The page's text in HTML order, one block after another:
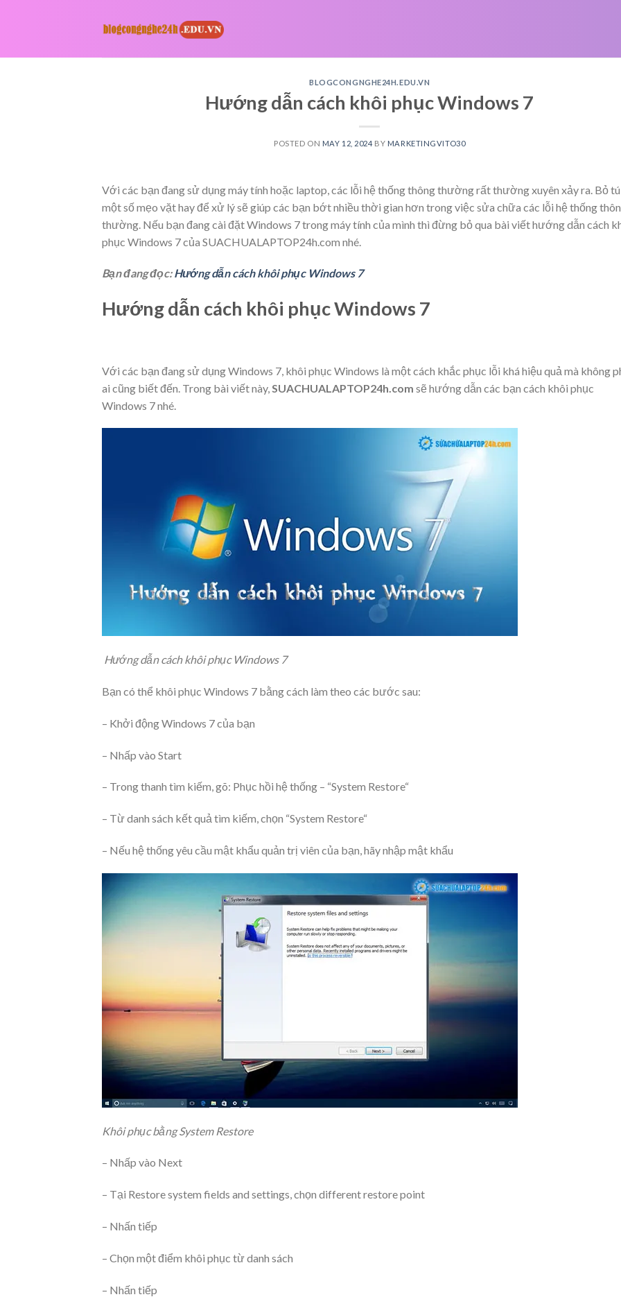
BLOGCONGNGHE24H.EDU.VN
Hướng dẫn cách khôi phục Windows 7
POSTED ON MAY 12, 2024 BY MARKETINGVITO30
Với các bạn đang sử dụng máy tính hoặc laptop, các lỗi hệ thống thông thường rất thường xuyên xảy ra. Bỏ
một số mẹo vặt hay để xử lý sẽ giúp các bạn bớt nhiều thời gian hơn trong việc sửa chữa các lỗi hệ thống
thường. Nếu bạn đang cài đặt Windows 7 trong máy tính của mình thì đừng bỏ qua bài viết hướng dẫn cách
phục Windows 7 của SUACHUALAPTOP24h.com nhé.
Bạn đang đọc:Hướng dẫn cách khôi phục Windows 7
Hướng dẫn cách khôi phục Windows 7
Với các bạn đang sử dụng Windows 7, khôi phục Windows là một cách khắc phục lỗi khá hiệu quả mà không
ai cũng biết đến. Trong bài viết này, SUACHUALAPTOP24h.com sẽ hướng dẫn các bạn cách khôi phục
Windows 7 nhé.
Hướng dẫn cách khôi phục Windows 7
Bạn có thể khôi phục Windows 7 bằng cách làm theo các bước sau:
– Khởi động Windows 7 của bạn
– Nhấp vào Start
– Trong thanh tìm kiếm, gõ: Phục hồi hệ thống – “System Restore“
– Từ danh sách kết quả tìm kiếm, chọn “System Restore“
– Nếu hệ thống yêu cầu mật khẩu quản trị viên của bạn, hãy nhập mật khẩu
Khôi phục bằng System Restore
– Nhấp vào Next
– Tại Restore system fields and settings, chọn different restore point
– Nhấn tiếp
– Chọn một điểm khôi phục từ danh sách
– Nhấn tiếp